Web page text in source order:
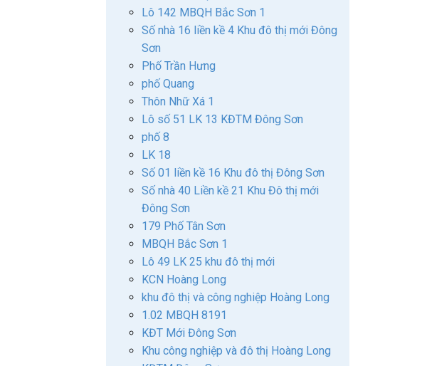
Lô 142 MBQH Bắc Sơn 1
Số nhà 16 liền kề 4 Khu đô thị mới Đông
Sơn
Phố Trần Hưng
phố Quang
Thôn Nhữ Xá 1
Lô số 51 LK 13 KĐTM Đông Sơn
phố 8
LK 18
Số 01 liền kề 16 Khu đô thị Đông Sơn
Số nhà 40 Liền kề 21 Khu Đô thị mới
Đông Sơn
179 Phố Tân Sơn
MBQH Bắc Sơn 1
Lô 49 LK 25 khu đô thị mới
KCN Hoàng Long
khu đô thị và công nghiệp Hoàng Long
1.02 MBQH 8191
KĐT Mới Đông Sơn
Khu công nghiệp và đô thị Hoàng Long